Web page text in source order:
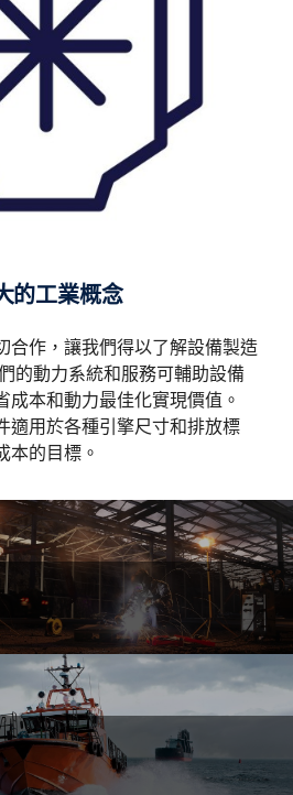
大的工業概念
合作，讓我們得以了解設備製造
的動力系統和服務可輔助設備
成本和動力最佳化實現價值。
適用於各種引擎尺寸和排放標
本的目標。